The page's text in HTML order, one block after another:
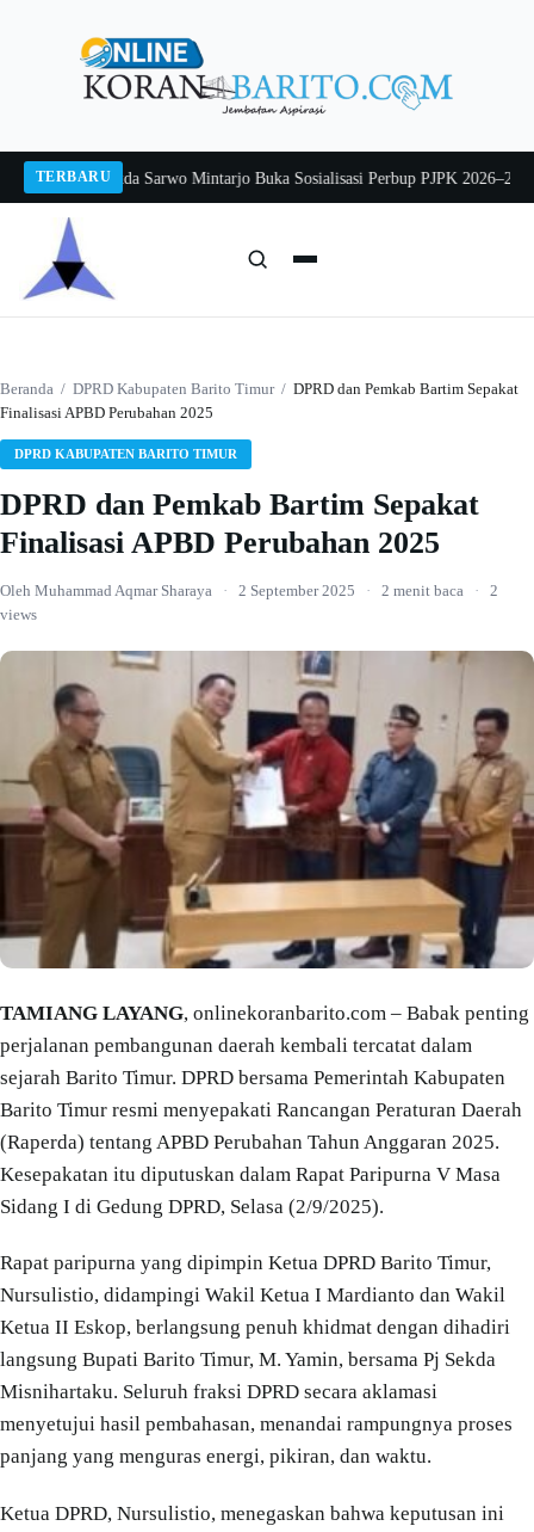
TERBARU
2026Pj Sekda Sarwo Mintarjo Buka Sosialisasi Perbup PJPK 2026–2030
Beranda / DPRD Kabupaten Barito Timur / DPRD dan Pemkab Bartim Sepakat
Finalisasi APBD Perubahan 2025
DPRD KABUPATEN BARITO TIMUR
DPRD dan Pemkab Bartim Sepakat
Finalisasi APBD Perubahan 2025
Oleh Muhammad Aqmar Sharaya · 2 September 2025 · 2 menit baca ·
2
views
TAMIANG LAYANG, onlinekoranbarito.com – Babak penting
perjalanan pembangunan daerah kembali tercatat dalam
sejarah Barito Timur. DPRD bersama Pemerintah Kabupaten
Barito Timur resmi menyepakati Rancangan Peraturan Daerah
(Raperda) tentang APBD Perubahan Tahun Anggaran 2025.
Kesepakatan itu diputuskan dalam Rapat Paripurna V Masa
Sidang I di Gedung DPRD, Selasa (2/9/2025).
Rapat paripurna yang dipimpin Ketua DPRD Barito Timur,
Nursulistio, didampingi Wakil Ketua I Mardianto dan Wakil
Ketua II Eskop, berlangsung penuh khidmat dengan dihadiri
langsung Bupati Barito Timur, M. Yamin, bersama Pj Sekda
Misnihartaku. Seluruh fraksi DPRD secara aklamasi
menyetujui hasil pembahasan, menandai rampungnya proses
panjang yang menguras energi, pikiran, dan waktu.
Ketua DPRD, Nursulistio, menegaskan bahwa keputusan ini